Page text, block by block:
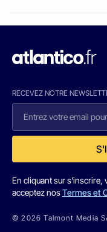
RECEVEZ NOTRE
En cliquant sur s'inscrire,
acceptez nosTermes et
© 2026 Talmont Media